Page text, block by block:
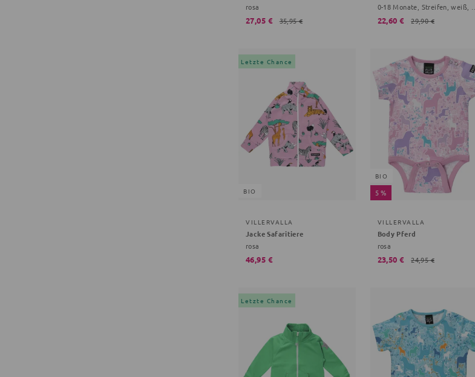
rosa
27,05 € 35,95 € 22,60 € 29,90 €
Letzte Chance
BIO
VILLERVALLA
Jacke Safaritiere
rosa
46,95 €
BIO
5 %
VILLERVALLA
Body Pferd
rosa
23,50 € 24,95 €
Letzte Chance